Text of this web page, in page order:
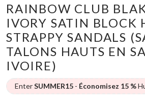
RAINBOW CLUB
IVORY SATIN BLOCK
STRAPPY SANDALS
TALONS HAUTS EN
IVOIRE)
EnterSUMMER15 - Économisez 15 %